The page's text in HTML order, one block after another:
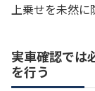
上乗せを未然に
実車確認では
を行う